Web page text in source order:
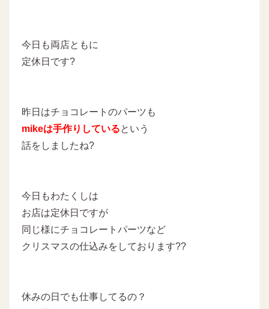
今日も両店ともに
定休日です?
昨日はチョコレートのパーツも
mikeは手作りしているという
話をしましたね?
今日もわたくしは
お店は定休日ですが
同じ様にチョコレートパーツなど
クリスマスの仕込みをしております??
休みの日でも仕事してるの？